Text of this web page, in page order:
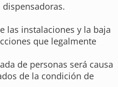
las instalaciones y la baja
que legalmente
de personas será causa
de la condición de